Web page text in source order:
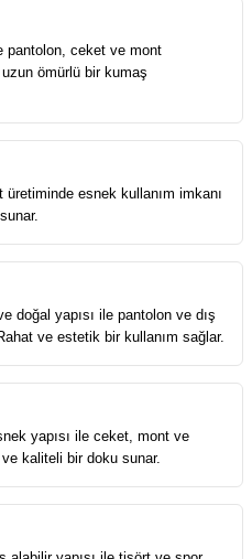
pantolon, ceket ve mont
uzun ömürlü bir kumaş
esnek kullanım imkanı
doğal yapısı ile pantolon ve dış
ve estetik bir kullanım sağlar.
yapısı ile ceket, mont ve
kaliteli bir doku sunar.